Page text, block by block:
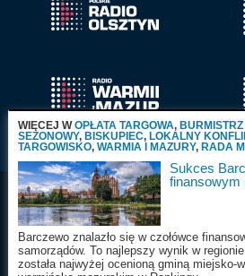
Radio Olsztyn S.A.
WIĘCEJ WOPŁATA TARGOWA,
SEZONOWY, BISKUPIEC, LOKALNY
TARGOWISKO, WARMIA I MAZURY, RADA
Sukces
finansowym
Barczewo znalazło się w czołówce
samorządów. To najlepszy wynik w
została najwyżej ocenioną gminą miejsko-